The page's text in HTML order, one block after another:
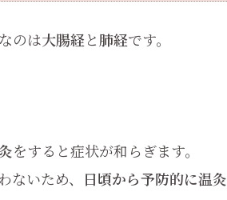
のは大腸経と肺経です。
をすると症状が和らぎます。
いため、
日頃から予防的に温灸